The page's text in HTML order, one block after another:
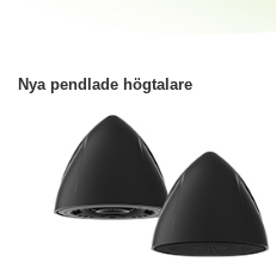
Nya pendlade högtalare